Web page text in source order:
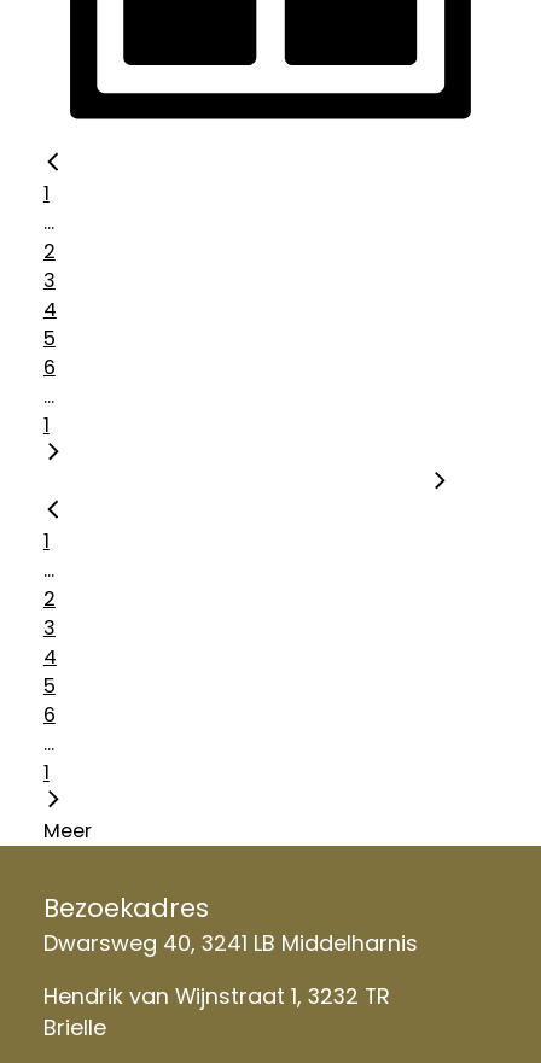
1
...
2
3
4
5
6
...
1
1
...
2
3
4
5
6
...
1
Meer
Bezoekadres
Dwarsweg 40, 3241 LB Middelharnis
Hendrik van Wijnstraat 1, 3232 TR
Brielle